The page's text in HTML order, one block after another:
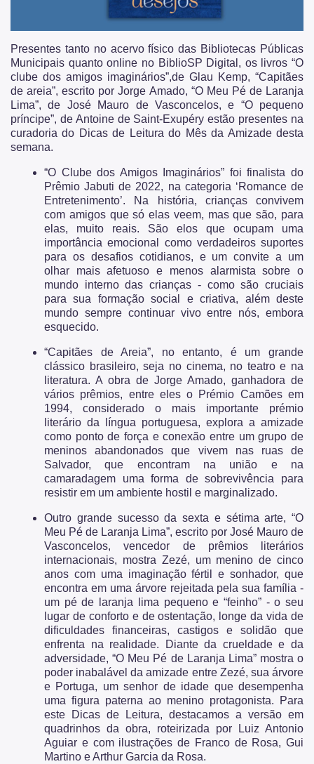
Presentes tanto no acervo físico das Bibliotecas Públicas
Municipais quanto online no BiblioSP Digital, os livros “O
clube dos amigos imaginários”,de Glau Kemp, “Capitães
de areia”, escrito por Jorge Amado, “O Meu Pé de Laranja
Lima”, de José Mauro de Vasconcelos, e “O pequeno
príncipe”, de Antoine de Saint-Exupéry estão presentes na
curadoria do Dicas de Leitura do Mês da Amizade desta
semana.
“O Clube dos Amigos Imaginários” foi finalista do
Prêmio Jabuti de 2022, na categoria ‘Romance de
Entretenimento’. Na história, crianças convivem
com amigos que só elas veem, mas que são, para
elas, muito reais. São elos que ocupam uma
importância emocional como verdadeiros suportes
para os desafios cotidianos, e um convite a um
olhar mais afetuoso e menos alarmista sobre o
mundo interno das crianças - como são cruciais
para sua formação social e criativa, além deste
mundo sempre continuar vivo entre nós, embora
esquecido.
“Capitães de Areia”, no entanto, é um grande
clássico brasileiro, seja no cinema, no teatro e na
literatura. A obra de Jorge Amado, ganhadora de
vários prêmios, entre eles o Prémio Camões em
1994, considerado o mais importante prémio
literário da língua portuguesa, explora a amizade
como ponto de força e conexão entre um grupo de
meninos abandonados que vivem nas ruas de
Salvador, que encontram na união e na
camaradagem uma forma de sobrevivência para
resistir em um ambiente hostil e marginalizado.
Outro grande sucesso da sexta e sétima arte, “O
Meu Pé de Laranja Lima”, escrito por José Mauro de
Vasconcelos, vencedor de prêmios literários
internacionais, mostra Zezé, um menino de cinco
anos com uma imaginação fértil e sonhador, que
encontra em uma árvore rejeitada pela sua família -
um pé de laranja lima pequeno e “feinho” - o seu
lugar de conforto e de ostentação, longe da vida de
dificuldades financeiras, castigos e solidão que
enfrenta na realidade. Diante da crueldade e da
adversidade, “O Meu Pé de Laranja Lima” mostra o
poder inabalável da amizade entre Zezé, sua árvore
e Portuga, um senhor de idade que desempenha
uma figura paterna ao menino protagonista. Para
este Dicas de Leitura, destacamos a versão em
quadrinhos da obra, roteirizada por Luiz Antonio
Aguiar e com ilustrações de Franco de Rosa, Gui
Martino e Arthur Garcia da Rosa.